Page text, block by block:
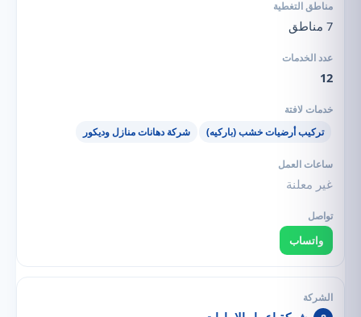
7 مناطق
12
تركيب أرضيات خشب (باركيه) شركة دهانات منازل وديكور
غير معلنة
واتساب